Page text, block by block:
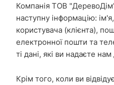
Компанія ТОВ
наступну інформацію:
користувача (клієнта),
електронної пошти та
ті дані, які ви надаєте
Крім того, коли ви